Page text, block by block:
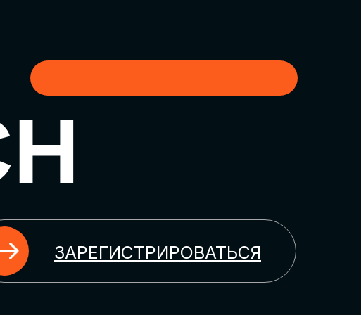
ЗАРЕГИСТРИРОВАТЬСЯ